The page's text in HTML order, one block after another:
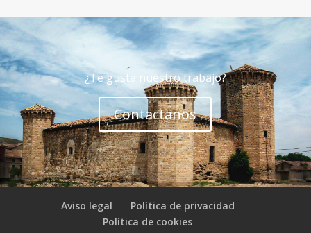
¿Te gusta nuestro trabajo?
Contactanos
Aviso legal
Política de privacidad
Política de cookies